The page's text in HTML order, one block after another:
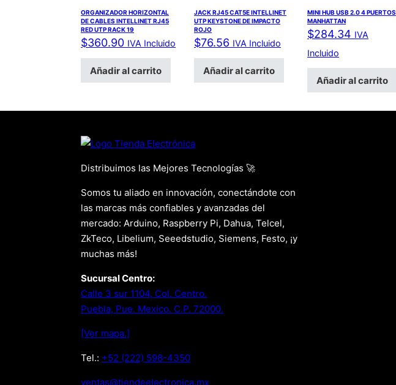
ORGANIZADOR HORIZONTAL
DE CABLES INTELLINET RJ45
RED UTP RACK 19
$360.90 IVA Incluido
Añadir al carrito
JACK RJ45 CAT5E INTELLINET
UTP KEYSTONE DE IMPACTO
ROJO
$76.56 IVA Incluido
Añadir al carrito
MINI HUB USB 2.0 4 PUERTOS
MANHATTAN
$284.34 IVA
Incluido
Añadir al carrito
Distribuimos las Mejores Tecnologías 🚀
Somos tu aliado en innovación, conectándote con
las marcas más confiables y avanzadas del
mercado: Arduino, Raspberry Pi, Dahua, Telcel,
ZkTeco, Libelium, Seeedstudio, Siemens, Festo, ¡y
muchas más!
Sucursal Centro:
Calle 3 sur 1104, Col. Centro.
Puebla, Pue. Mexico. C.P. 72000.
[Ver mapa.]
Tel.: +52 (222) 598-4350
xm.acinortceleedneit@satnev